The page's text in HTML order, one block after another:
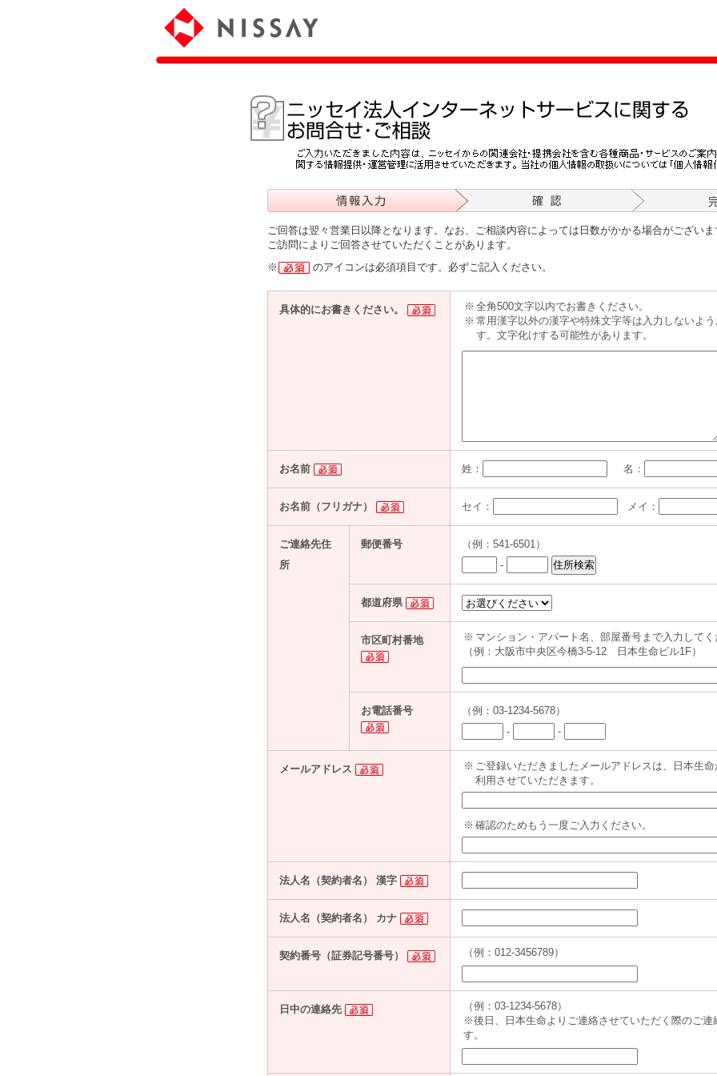
ご回答は翌々営業日以降となります。なお、ご相談内容によっては日数がかかる場合がござい
ご訪問によりご回答させていただくことがあります。
※
のアイコンは必須項目です。必ずご記入ください。
具体的にお書きください。 ※ 全角500文字以内でお書きください。
※ 常用漢字以外の漢字や特殊文字等は入力しないよう
す。文字化けする可能性があります。
お名前 姓： 名：
お名前（フリガナ） セイ： メイ：
ご連絡先住
所
郵便番号
（例：541-6501）
-
都道府県
市区町村番地 ※ マンション・アパート名、部屋番号まで入力してく
（例：大阪市中央区今橋3-5-12 日本生命ビル1F）
お電話番号
（例：03-1234-5678）
-
-
メールアドレス ※ ご登録いただきましたメールアドレスは、日本生
利用させていただきます。
※ 確認のためもう一度ご入力ください。
法人名（契約者名） 漢字
法人名（契約者名） カナ
契約番号（証券記号番号） （例：012-3456789）
日中の連絡先
（例：03-1234-5678）
※後日、日本生命よりご連絡させていただく際のご連
す。